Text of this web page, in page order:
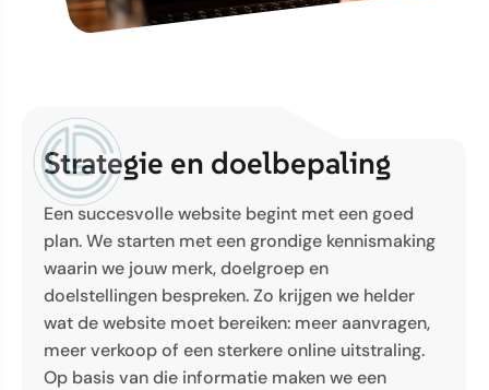
Strategie en doelbepaling
Een succesvolle website begint met een goed
plan. We starten met een grondige kennismaking
waarin we jouw merk, doelgroep en
doelstellingen bespreken. Zo krijgen we helder
wat de website moet bereiken: meer aanvragen,
meer verkoop of een sterkere online uitstraling.
Op basis van die informatie maken we een